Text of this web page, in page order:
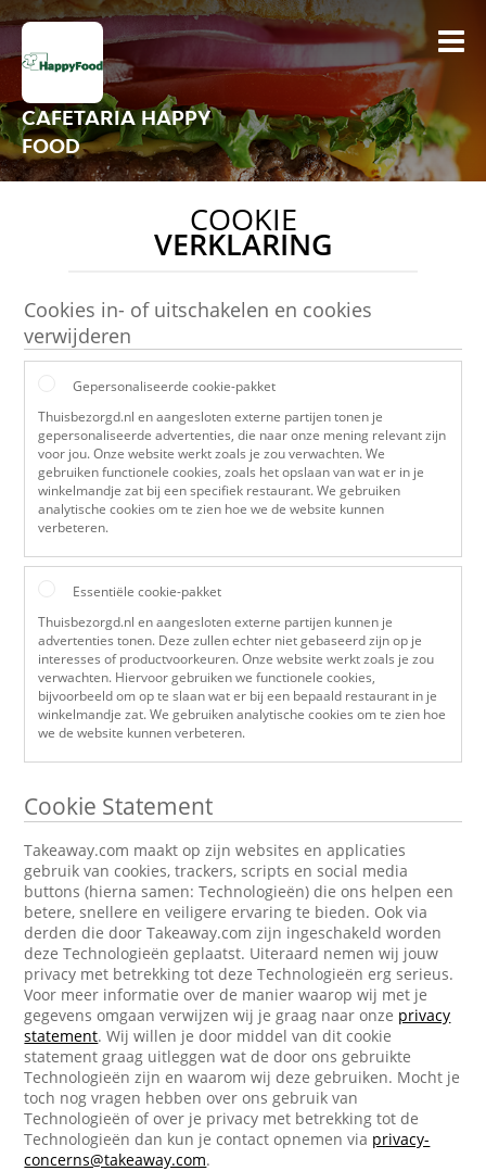
CAFETARIA HAPPY
FOOD
COOKIE
VERKLARING
Cookies in- of uitschakelen en cookies
verwijderen
Gepersonaliseerde cookie-pakket
Thuisbezorgd.nl en aangesloten externe partijen tonen je
gepersonaliseerde advertenties, die naar onze mening relevant zijn
voor jou. Onze website werkt zoals je zou verwachten. We
gebruiken functionele cookies, zoals het opslaan van wat er in je
winkelmandje zat bij een specifiek restaurant. We gebruiken
analytische cookies om te zien hoe we de website kunnen
verbeteren.
Essentiële cookie-pakket
Thuisbezorgd.nl en aangesloten externe partijen kunnen je
advertenties tonen. Deze zullen echter niet gebaseerd zijn op je
interesses of productvoorkeuren. Onze website werkt zoals je zou
verwachten. Hiervoor gebruiken we functionele cookies,
bijvoorbeeld om op te slaan wat er bij een bepaald restaurant in je
winkelmandje zat. We gebruiken analytische cookies om te zien hoe
we de website kunnen verbeteren.
Cookie Statement
Takeaway.com maakt op zijn websites en applicaties
gebruik van cookies, trackers, scripts en social media
buttons (hierna samen: Technologieën) die ons helpen een
betere, snellere en veiligere ervaring te bieden. Ook via
derden die door Takeaway.com zijn ingeschakeld worden
deze Technologieën geplaatst. Uiteraard nemen wij jouw
privacy met betrekking tot deze Technologieën erg serieus.
Voor meer informatie over de manier waarop wij met je
gegevens omgaan verwijzen wij je graag naar onze privacy
statement. Wij willen je door middel van dit cookie
statement graag uitleggen wat de door ons gebruikte
Technologieën zijn en waarom wij deze gebruiken. Mocht je
toch nog vragen hebben over ons gebruik van
Technologieën of over je privacy met betrekking tot de
Technologieën dan kun je contact opnemen via privacy-
concerns@takeaway.com.